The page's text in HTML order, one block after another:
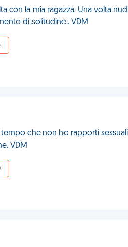
con la mia ragazza. Una volta
di solitudine.. VDM
tempo che non ho rapporti
VDM